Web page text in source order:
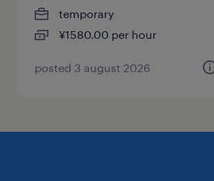
temporary
¥1580.00 per hour
posted 3 august 2026